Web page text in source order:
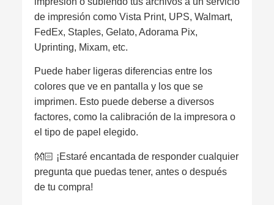
de impresión como Vista Print, UPS, Walmart,
FedEx, Staples, Gelato, Adorama Pix,
Uprinting, Mixam, etc.
Puede haber ligeras diferencias entre los
colores que ve en pantalla y los que se
imprimen. Esto puede deberse a diversos
factores, como la calibración de la impresora o
el tipo de papel elegido.
👐🏻 ¡Estaré encantada de responder cualquier
pregunta que puedas tener, antes o después
de tu compra!